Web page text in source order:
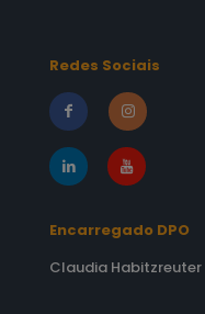
Redes Sociais
Encarregado DPO
Claudia Habitzreuter